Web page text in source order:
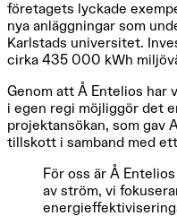
företagets lyckade
nya anläggningar som
Karlstads universitet.
cirka 435 000 kWh
Genom att Å Entelios har
i egen regi möjliggör det
projektansökan, som gav
tillskott i samband med
För oss är Å
av ström, vi